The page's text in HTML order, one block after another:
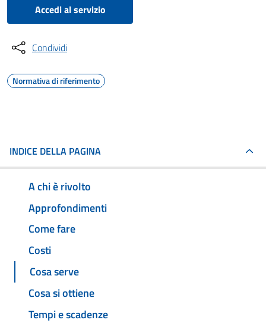
Accedi al servizio
Condividi
Normativa di riferimento
INDICE DELLA PAGINA
A chi è rivolto
Approfondimenti
Come fare
Costi
Cosa serve
Cosa si ottiene
Tempi e scadenze